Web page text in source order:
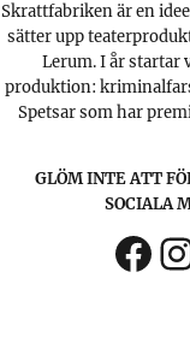
Skrattfabriken är en
sätter upp
Lerum. I år startar
produktion:
Spetsar som har
GLÖM INTE ATT
SOCIALA